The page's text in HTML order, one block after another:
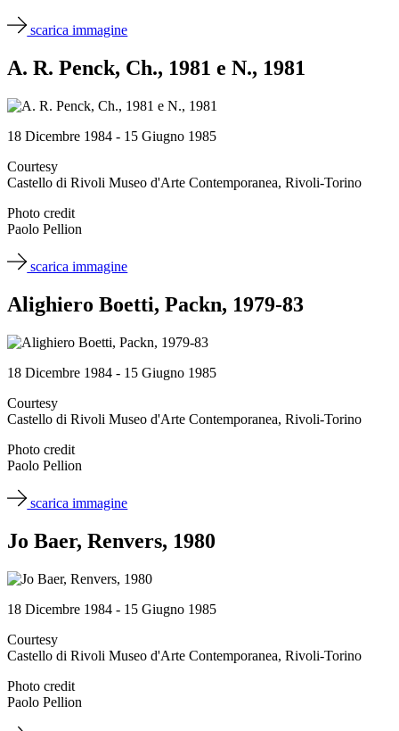
scarica immagine
A. R. Penck, Ch., 1981 e N., 1981
18 Dicembre 1984 - 15 Giugno 1985
Courtesy
Castello di Rivoli Museo d'Arte Contemporanea, Rivoli-Torino
Photo credit
Paolo Pellion
scarica immagine
Alighiero Boetti, Packn, 1979-83
18 Dicembre 1984 - 15 Giugno 1985
Courtesy
Castello di Rivoli Museo d'Arte Contemporanea, Rivoli-Torino
Photo credit
Paolo Pellion
scarica immagine
Jo Baer, Renvers, 1980
18 Dicembre 1984 - 15 Giugno 1985
Courtesy
Castello di Rivoli Museo d'Arte Contemporanea, Rivoli-Torino
Photo credit
Paolo Pellion